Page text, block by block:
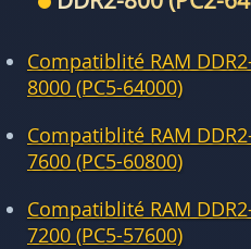
Compatiblité RAM
8000 (PC5-64000)
Compatiblité RAM
7600 (PC5-60800)
Compatiblité RAM
7200 (PC5-57600)